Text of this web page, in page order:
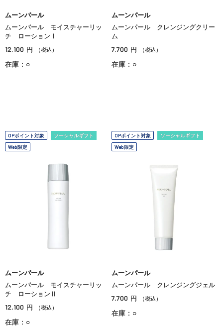
ムーンパール
ムーンパール モイスチャーリッ
チ ローションⅠ
12,100 円 （税込）
在庫：○
ムーンパール
ムーンパール クレンジングクリー
ム
7,700 円 （税込）
在庫：○
OPポイント対象
ソーシャルギフト
Web限定
ムーンパール
ムーンパール モイスチャーリッ
チ ローションⅡ
12,100 円 （税込）
在庫：○
OPポイント対象
ソーシャルギフト
Web限定
ムーンパール
ムーンパール クレンジングジェル
7,700 円 （税込）
在庫：○